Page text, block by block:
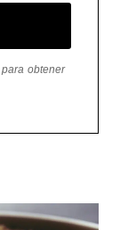
para obtener